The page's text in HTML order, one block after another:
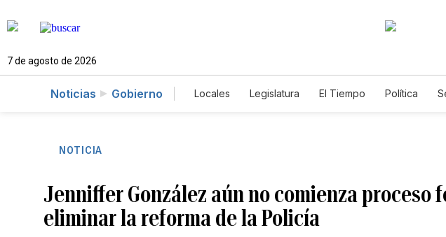
7 de agosto de 2026
Noticias Gobierno Locales Legislatura El Tiempo Política
NOTICIA
Jenniffer González aún no comienza proceso
eliminar la reforma de la Policía